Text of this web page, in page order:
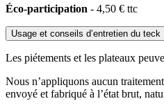
Éco-participation - 4,50 € ttc
Usage et conseils d’entretien du teck
Les piétements et les plateaux
Nous n’appliquons aucun
envoyé et fabriqué à l’état brut,